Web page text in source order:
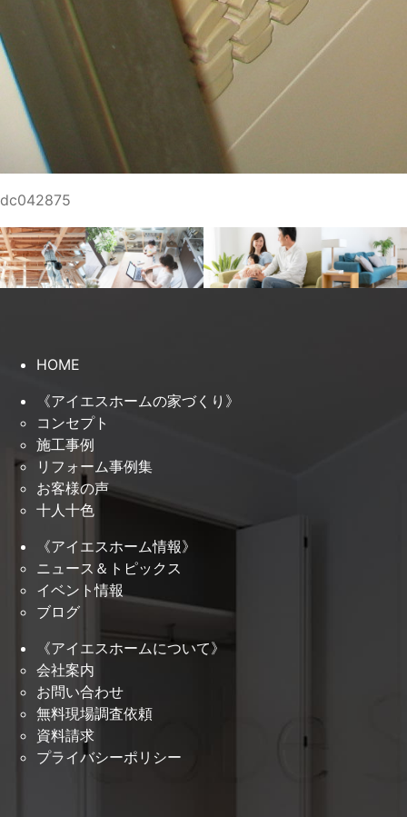
dc042875
HOME
《アイエスホームの家づくり》
コンセプト
施工事例
リフォーム事例集
お客様の声
十人十色
《アイエスホーム情報》
ニュース＆トピックス
イベント情報
ブログ
《アイエスホームについて》
会社案内
お問い合わせ
無料現場調査依頼
資料請求
プライバシーポリシー